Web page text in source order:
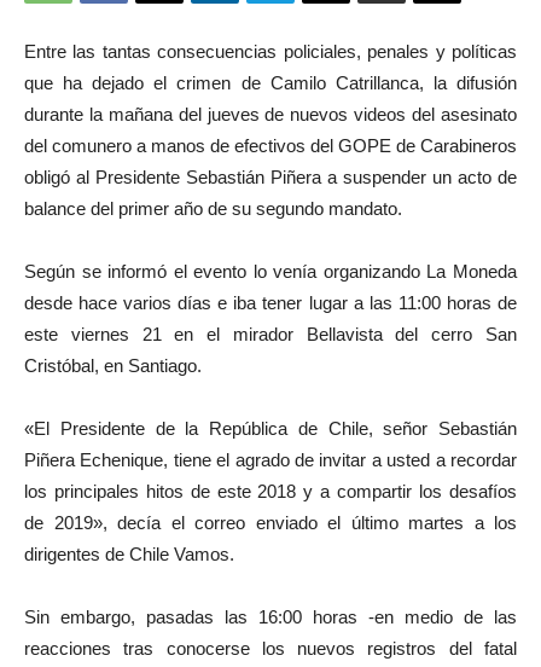
Entre las tantas consecuencias policiales, penales y políticas
que ha dejado el crimen de Camilo Catrillanca, la difusión
durante la mañana del jueves de nuevos videos del asesinato
del comunero a manos de efectivos del GOPE de Carabineros
obligó al Presidente Sebastián Piñera a suspender un acto de
balance del primer año de su segundo mandato.
Según se informó el evento lo venía organizando La Moneda
desde hace varios días e iba tener lugar a las 11:00 horas de
este viernes 21 en el mirador Bellavista del cerro San
Cristóbal, en Santiago.
«El Presidente de la República de Chile, señor Sebastián
Piñera Echenique, tiene el agrado de invitar a usted a recordar
los principales hitos de este 2018 y a compartir los desafíos
de 2019», decía el correo enviado el último martes a los
dirigentes de Chile Vamos.
Sin embargo, pasadas las 16:00 horas -en medio de las
reacciones tras conocerse los nuevos registros del fatal